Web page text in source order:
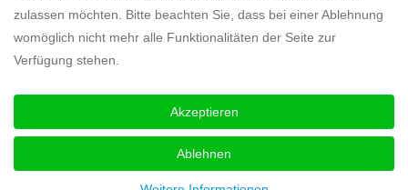
zulassen möchten. Bitte beachten Sie, dass bei einer Ablehnung
womöglich nicht mehr alle Funktionalitäten der Seite zur
Verfügung stehen.
Akzeptieren
Ablehnen